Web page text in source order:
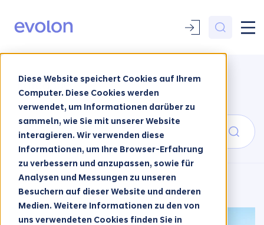
Diese Website speichert Cookies auf Ihrem
Computer. Diese Cookies werden
verwendet, um Informationen darüber zu
sammeln, wie Sie mit unserer Website
interagieren. Wir verwenden diese
Informationen, um Ihre Browser-Erfahrung
zu verbessern und anzupassen, sowie für
Analysen und Messungen zu unseren
Besuchern auf dieser Website und anderen
Medien. Weitere Informationen zu den von
uns verwendeten Cookies finden Sie in
Kategorie